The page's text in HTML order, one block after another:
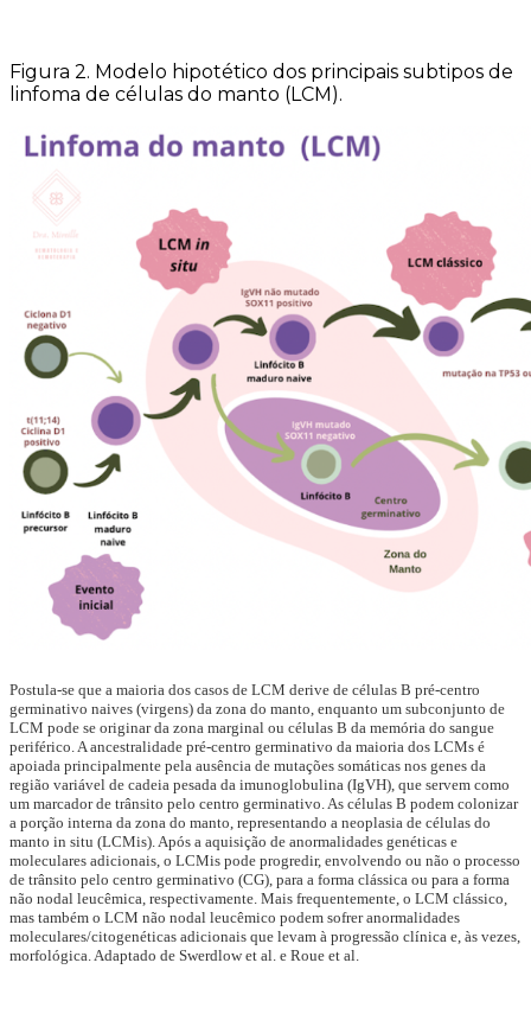
Figura 2. Modelo hipotético dos principais subtipos de
linfoma de células do manto (LCM).
Postula-se que a maioria dos casos de LCM derive de células B pré-centro
germinativo naives (virgens) da zona do manto, enquanto um subconjunto de
LCM pode se originar da zona marginal ou células B da memória do sangue
periférico. A ancestralidade pré-centro germinativo da maioria dos LCMs é
apoiada principalmente pela ausência de mutações somáticas nos genes da
região variável de cadeia pesada da imunoglobulina (IgVH), que servem como
um marcador de trânsito pelo centro germinativo. As células B podem colonizar
a porção interna da zona do manto, representando a neoplasia de células do
manto in situ (LCMis). Após a aquisição de anormalidades genéticas e
moleculares adicionais, o LCMis pode progredir, envolvendo ou não o processo
de trânsito pelo centro germinativo (CG), para a forma clássica ou para a forma
não nodal leucêmica, respectivamente. Mais frequentemente, o LCM clássico,
mas também o LCM não nodal leucêmico podem sofrer anormalidades
moleculares/citogenéticas adicionais que levam à progressão clínica e, às vezes,
morfológica. Adaptado de Swerdlow et al. e Roue et al.